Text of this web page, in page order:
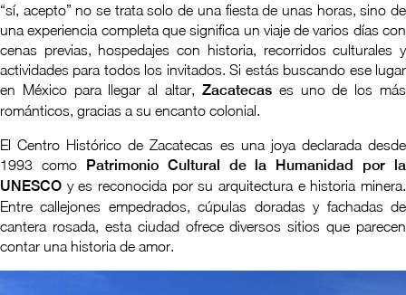
“sí, acepto” no se trata solo de una fiesta de unas horas, sino de
una experiencia completa que significa un viaje de varios días con
cenas previas, hospedajes con historia, recorridos culturales y
actividades para todos los invitados. Si estás buscando ese lugar
en México para llegar al altar, Zacatecases uno de los más
románticos, gracias a su encanto colonial.
El Centro Histórico de Zacatecas es una joya declarada desde
1993 como
Patrimonio Cultural de la Humanidad por la
UNESCO y es reconocida por su arquitectura e historia minera.
Entre callejones empedrados, cúpulas doradas y fachadas de
cantera rosada, esta ciudad ofrece diversos sitios que parecen
contar una historia de amor.